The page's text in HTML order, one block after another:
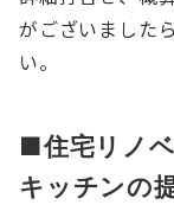
がございました
い。
■住宅リノ
キッチンの